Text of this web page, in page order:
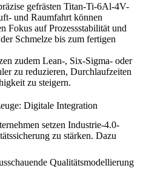
gefrästen Titan-Ti-6Al-4V-
und Raumfahrt können
Fokus auf Prozessstabilität und
Schmelze bis zum fertigen
zudem Lean-, Six-Sigma- oder
zu reduzieren, Durchlaufzeiten
zu steigern.
Digitale Integration
setzen Industrie-4.0-
zu stärken. Dazu
Qualitätsmodellierung